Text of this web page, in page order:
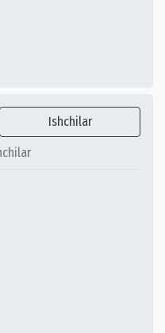
Ishchilar